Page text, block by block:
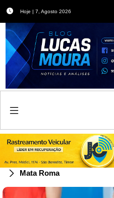
Hoje | 7, Agosto 2026
Mata Roma